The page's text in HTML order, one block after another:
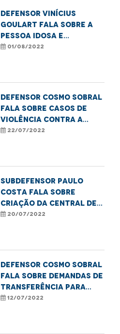
Defensor Vinícius
Goulart fala sobre a
pessoa idosa e
atividades laborais
01/08/2022
Defensor Cosmo Sobral
fala sobre casos de
violência contra a
pessoa idosa
22/07/2022
Subdefensor Paulo
Costa fala sobre
criação da Central de
Regulação de Vagas
20/07/2022
Defensor Cosmo Sobral
fala sobre demandas de
transferência para
leitos de UTI
12/07/2022